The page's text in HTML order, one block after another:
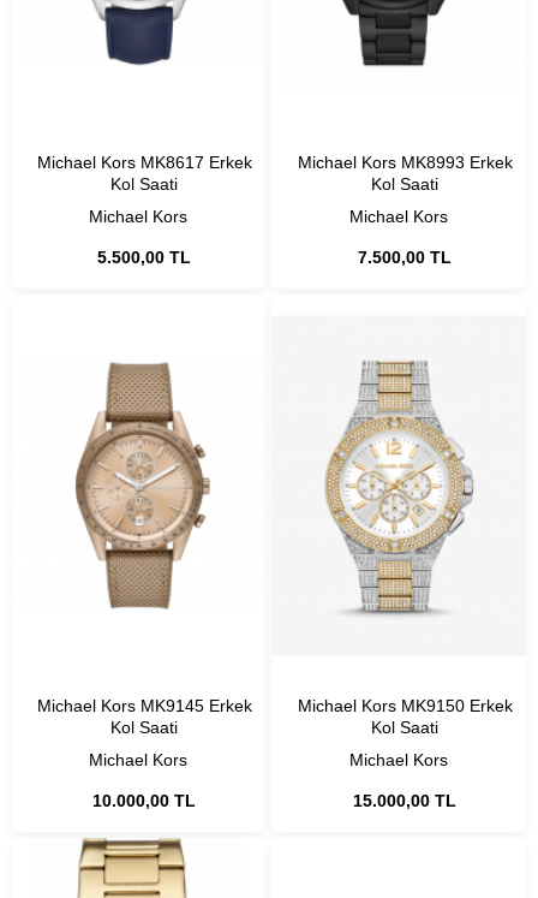
Michael Kors
Michael Kors MK8617 Erkek
Kol Saati
5.500,00 TL
Michael Kors
Michael Kors MK8993 Erkek
Kol Saati
7.500,00 TL
Michael Kors
Michael Kors MK9145 Erkek
Kol Saati
10.000,00 TL
Michael Kors
Michael Kors MK9150 Erkek
Kol Saati
15.000,00 TL